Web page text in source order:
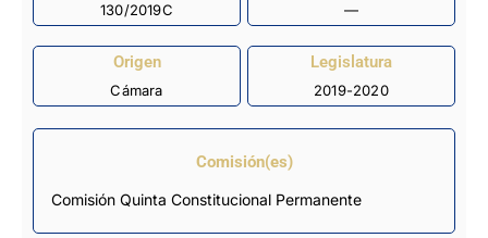
130/2019C —
Origen
Cámara
Legislatura
2019-2020
Comisión(es)
Comisión Quinta Constitucional Permanente